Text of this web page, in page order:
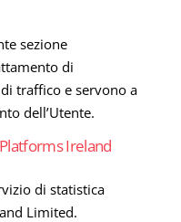
sezione
di
traffico e servono a
dell’Utente.
Ireland
di statistica
Limited.